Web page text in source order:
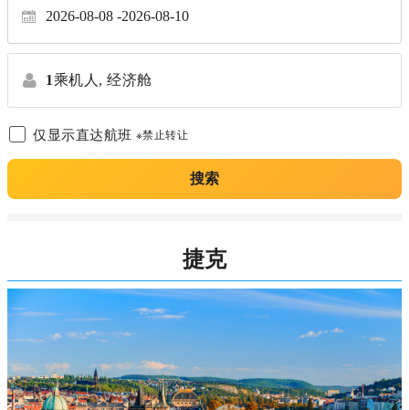
2026-08-08 2026-08-10
1乘机人, 经济舱
仅显示直达航班 ※禁止转让
搜索
捷克